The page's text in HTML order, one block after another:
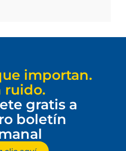
importan.
ruido.
gratis a
boletín